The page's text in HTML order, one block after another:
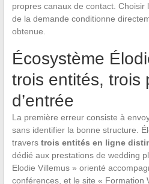
propres canaux de contact. Choisir
de la demande conditionne
obtenue.
Écosystème
trois entités, trois
d’entrée
La première erreur consiste à
sans identifier la bonne structure.
travers trois entités en ligne
dédié aux prestations de wedding
Elodie Villemus » orienté
conférences, et le site « Formation